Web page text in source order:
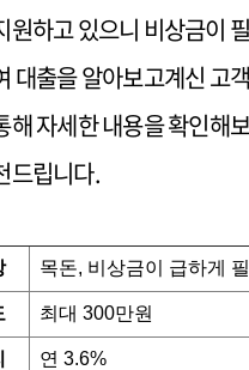
원하고 있으니 비상금이
대출을 알아보고계신 고
해 자세한 내용을 확인해
드립니다.
목돈, 비상금이 급하게
최대 300만원
연 3.6%